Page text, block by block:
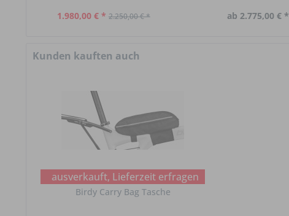
1.980,00 € * 2.250,00 € * ab 2.775,00 € *
Kunden kauften auch
ausverkauft, Lieferzeit erfragen
Birdy Carry Bag Tasche